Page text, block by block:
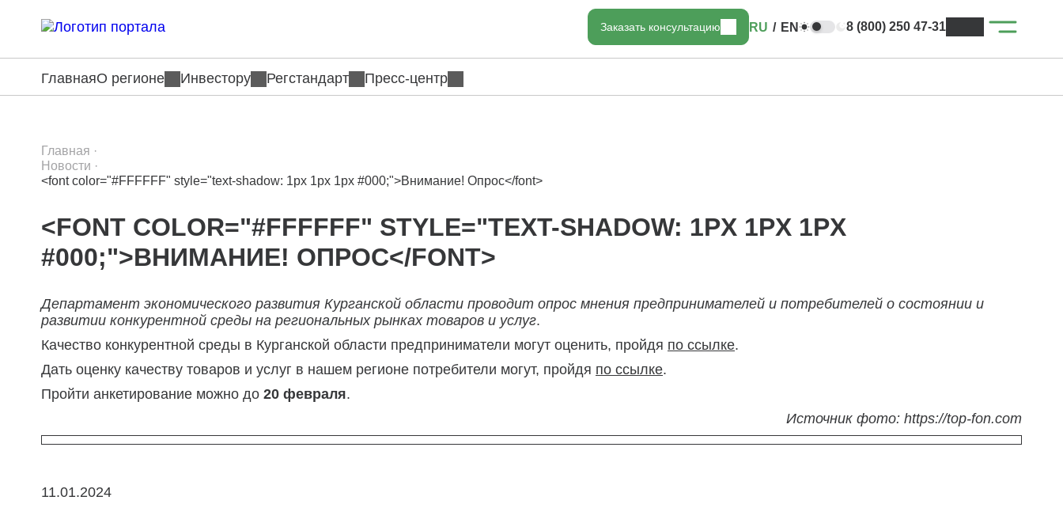
Заказать консультацию RU / EN 8 (800) 250 47-31
ГлавнаяО регионе Инвестору Регстандарт Пресс-центр
Главная ·
Новости ·
<font color="#FFFFFF" style="text-shadow: 1px 1px 1px #000;">Внимание! Опрос</font>
<FONT COLOR="#FFFFFF" STYLE="TEXT-SHADOW: 1PX 1PX 1PX
#000;">ВНИМАНИЕ! ОПРОС</FONT>
Департамент экономического развития Курганской области проводит опрос мнения предпринимателей и потребителей о состоянии и
развитии конкурентной среды на региональных рынках товаров и услуг.
Качество конкурентной среды в Курганской области предприниматели могут оценить, пройдя по ссылке.
Дать оценку качеству товаров и услуг в нашем регионе потребители могут, пройдя по ссылке.
Пройти анкетирование можно до 20 февраля.
Источник фото: https://top-fon.com
11.01.2024